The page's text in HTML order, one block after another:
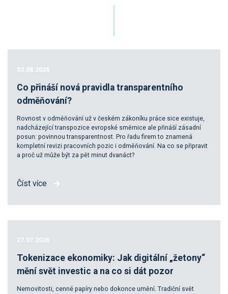
03.08.2026
Co přináší nová pravidla transparentního
odměňování?
Rovnost v odměňování už v českém zákoníku práce sice existuje,
nadcházející transpozice evropské směrnice ale přináší zásadní
posun: povinnou transparentnost. Pro řadu firem to znamená
kompletní revizi pracovních pozic i odměňování. Na co se připravit
a proč už může být za pět minut dvanáct?
Číst více
27.07.2026
Tokenizace ekonomiky: Jak digitální „žetony“
mění svět investic a na co si dát pozor
Nemovitosti, cenné papíry nebo dokonce umění. Tradiční svět